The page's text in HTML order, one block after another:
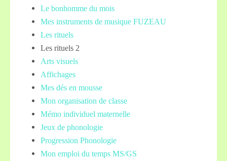
Le bonhomme du mois
Mes instruments de musique FUZEAU
Les rituels
Les rituels 2
Arts visuels
Affichages
Mes dés en mousse
Mon organisation de classe
Mémo individuel maternelle
Jeux de phonologie
Progression Phonologie
Mon emploi du temps MS/GS